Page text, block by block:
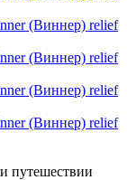
путешествии